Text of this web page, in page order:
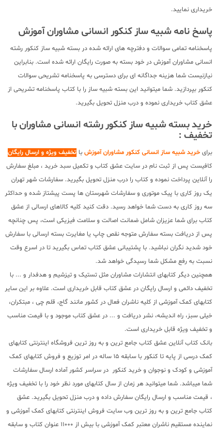
خریداری نمایید.
پاسخ نامه شبیه ساز کنکور انسانی مشاوران آموزش
پاسخنامه تمامی سوالات و دفترچه های ارائه شده در بسته شبیه ساز کنکور رشته
انسانی مشاوران آموزش در خود بسته به صورت رایگان ارائه شده است. بنابراین
نیازنیست شما هزینه جداگانه ای برای دسترسی به پاسخنامه تشریحی سوالات
کنکور بپردازید. شما میتوانید این بسته شبیه ساز را با کتاب پاسخنامه تشریحی از
عشق کتاب خریداری نموده و درب منزل تحویل بگیرید.
خرید بسته شبیه ساز کنکور رشته انسانی مشاوران با
تخفیف :
برای خرید شبیه ساز انسانی کنکور مشاوران آموزش با تخفیف ویژه و ارسال رایگان
کافیست پس از ثبت نام در سایت عشق کتاب و تکمیل سبد خرید ، مبلغ سفارش
را آنلاین پرداخت نموده و کتاب را درب منزل تحویل بگیرید. سفارشات شهر تهران
یک روز کاری با پیک موتوری و سفارشات شهرستان ها پست پیشتاز شده و حداکثر
سه روز کاری به دست شما خواهد رسید. دقت کنید کلیه کالاهای ارسالی از عشق
کتاب برای شما عزیزان شامل ضمانت اصالت و سلامت فیزیکی است، پس چنانچه
پس از دریافت بسته سفارش متوجه نقص چاپ یا مغایرت بسته ارسالی با سفارش
خود شدید نگران نباشید. با پشتیبانی عشق کتاب تماس بگیرید تا در اسرع وقت
نسبت به رفع مشکل شما رسیدگی خواهد شد.
همچنین دیگر کتابهای انتشارات مشاوران مثل تستیک و تیزشیم و هدفدار و ... با
تخفیف دائمی و ارسال رایگان در عشق کتاب قابل خریداری است. علاوه بر این سایر
کتابهای کمک آموزشی از کلیه ناشران فعال در کشور مانند گاج، قلم چی ، مبتکران،
خیلی سبز، راه اندیشه، نشر دریافت و ... در عشق کتاب موجود و با قیمت مناسب
و تخفیف ویژه قابل خریداری است.
بانک کتاب آنلاین عشق کتاب جامع ترین و به روز ترین فروشگاه اینترنتی کتابهای
کمک درسی از پایه تا کنکور با سابقه 15 ساله در امر توزیع و فروش کتابهای کمک
آموزشی و کودک و نوجوان و خرید کنکور در سراسر کشور آماده ارسال سفارشات
شما میباشد. شما میتوانید هر زمان از سال کتابهای مورد نظر خود را با تخفیف ویژه
، قیمت مناسب و ارسال رایگان سفارش داده و درب منزل تحویل بگیرید. عشق
کتاب جامع ترین و به روز ترین وب سایت فروش اینترنتی کتابهای کمک آموزشی و
نماینده مستقیم ناشران معتبر کمک آموزشی با بیش از 11000 عنوان کتاب و سابقه